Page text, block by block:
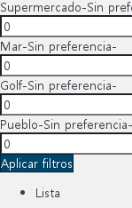
Supermercado-Sin
Mar-Sin preferencia-
Golf-Sin preferencia-
Pueblo-Sin preferencia-
Aplicar filtros
Lista